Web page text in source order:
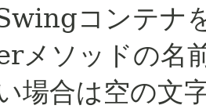
コンテナ
メソッドの名
場合は空の文